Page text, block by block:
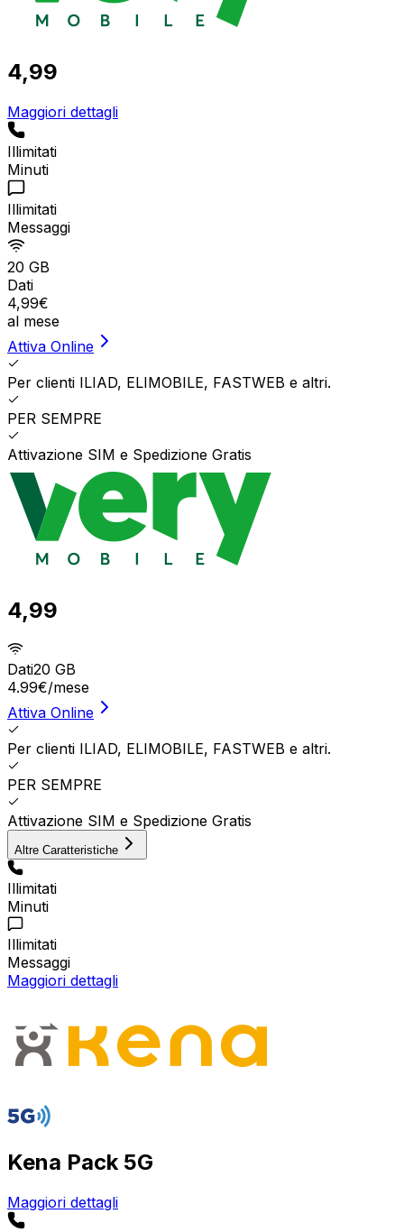
4,99
Maggiori dettagli
Illimitati
Minuti
Illimitati
Messaggi
20 GB
Dati
4,99€
al mese
Attiva Online
Per clienti ILIAD, ELIMOBILE, FASTWEB e altri.
PER SEMPRE
Attivazione SIM e Spedizione Gratis
4,99
Dati20 GB
4.99€/mese
Attiva Online
Per clienti ILIAD, ELIMOBILE, FASTWEB e altri.
PER SEMPRE
Attivazione SIM e Spedizione Gratis
Altre Caratteristiche
Illimitati
Minuti
Illimitati
Messaggi
Maggiori dettagli
Kena Pack 5G
Maggiori dettagli